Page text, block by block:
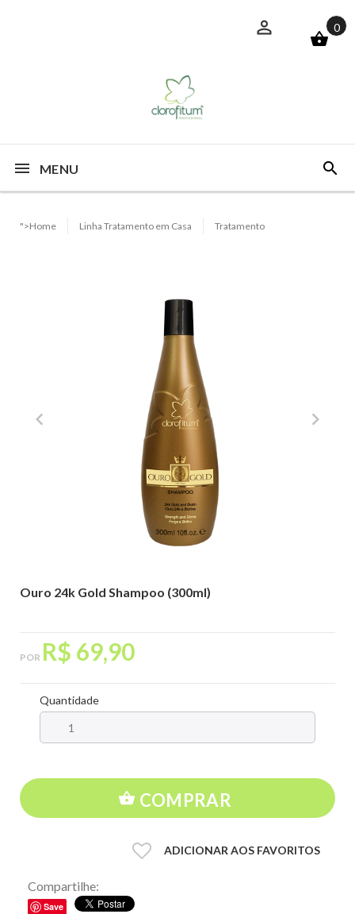
0
MENU
">Home Linha Tratamento em Casa Tratamento
Ouro 24k Gold Shampoo (300ml)
POR R$ 69,90
Quantidade
COMPRAR
ADICIONAR AOS FAVORITOS
Compartilhe:
Save